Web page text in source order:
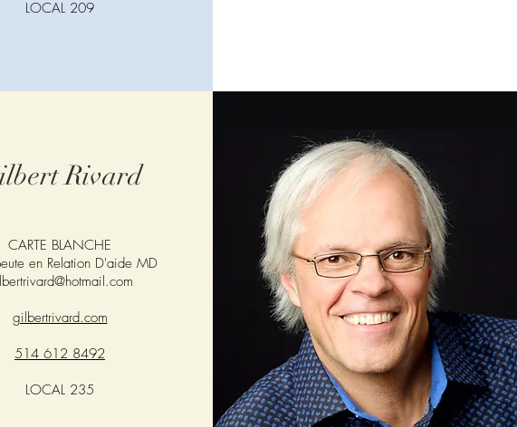
LOCAL 209
Rivard
CARTE BLANCHE
en Relation D'aide MD
gilbertrivard.com
514 612 8492
LOCAL 235